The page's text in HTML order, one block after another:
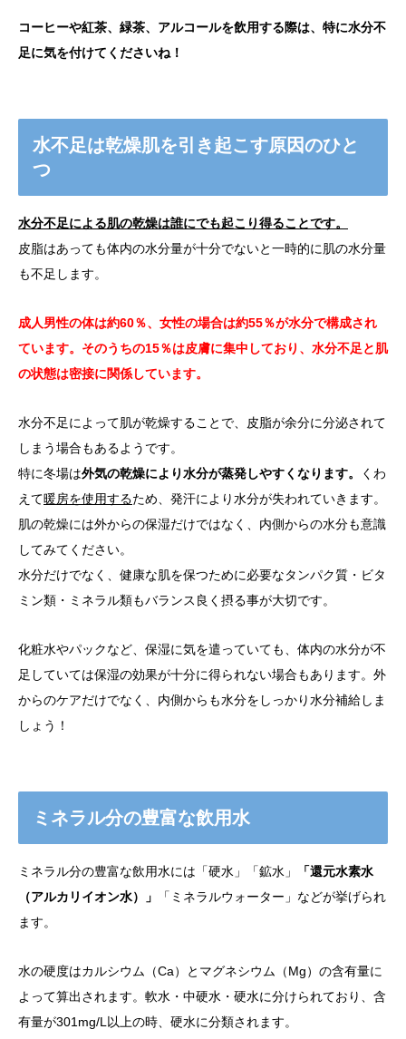
コーヒーや紅茶、緑茶、アルコールを飲用する際は、特に水分不
足に気を付けてくださいね！
水不足は乾燥肌を引き起こす原因のひと
つ
水分不足による肌の乾燥は誰にでも起こり得ることです。
皮脂はあっても体内の水分量が十分でないと一時的に肌の水分量
も不足します。
成人男性の体は約60％、女性の場合は約55％が水分で構成され
ています。そのうちの15％は皮膚に集中しており、水分不足と肌
の状態は密接に関係しています。
水分不足によって肌が乾燥することで、皮脂が余分に分泌されて
しまう場合もあるようです。
特に冬場は外気の乾燥により水分が蒸発しやすくなります。
くわ
えて暖房を使用するため、発汗により水分が失われていきます。
肌の乾燥には外からの保湿だけではなく、内側からの水分も意識
してみてください。
水分だけでなく、健康な肌を保つために必要なタンパク質・ビタ
ミン類・ミネラル類もバランス良く摂る事が大切です。
化粧水やパックなど、保湿に気を遣っていても、体内の水分が不
足していては保湿の効果が十分に得られない場合もあります。外
からのケアだけでなく、内側からも水分をしっかり水分補給しま
しょう！
ミネラル分の豊富な飲用水
ミネラル分の豊富な飲用水には「硬水」「鉱水」
「還元水素水
（アルカリイオン水）」
「ミネラルウォーター」などが挙げられ
ます。
水の硬度はカルシウム（Ca）とマグネシウム（Mg）の含有量に
よって算出されます。軟水・中硬水・硬水に分けられており、含
有量が301mg/L以上の時、硬水に分類されます。